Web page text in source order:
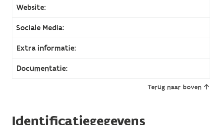
Website:
Sociale Media:
Extra informatie:
Documentatie:
Terug naar boven
Identificatiegegevens